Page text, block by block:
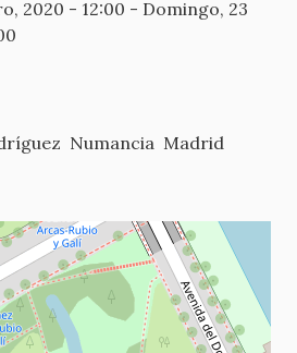
2020 - 12:00 - Domingo, 23
Numancia Madrid